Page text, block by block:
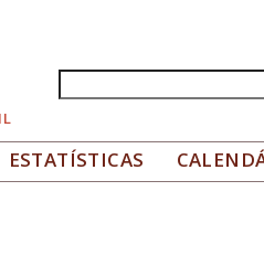
Formulário de
ESTATÍSTICAS